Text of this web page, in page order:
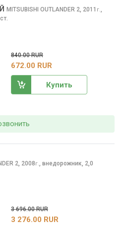
MITSUBISHI OUTLANDER 2, 2011 г.,
840.00 RUR
672.00 RUR
Купить
2, 2008г., внедорожник, 2,0
3 696.00 RUR
3 276.00 RUR